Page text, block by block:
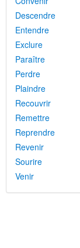
Descendre
Entendre
Exclure
Paraître
Perdre
Plaindre
Recouvrir
Remettre
Reprendre
Revenir
Sourire
Venir